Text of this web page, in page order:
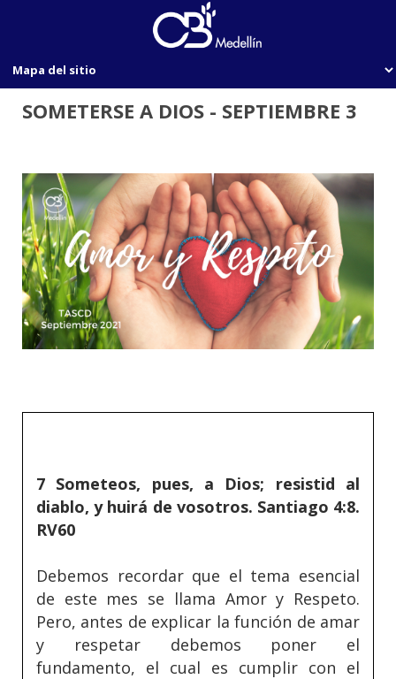
SOMETERSE A DIOS - SEPTIEMBRE 3
7 Someteos, pues, a Dios; resistid al
diablo, y huirá de vosotros. Santiago 4:8.
RV60
Debemos recordar que el tema esencial
de este mes se llama Amor y Respeto.
Pero, antes de explicar la función de amar
y respetar debemos poner el
fundamento, el cual es cumplir con el